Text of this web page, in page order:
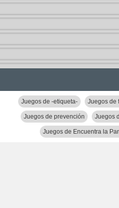
Juegos de -etiqueta- Juegos de
Juegos de prevención Juegos
Juegos de Encuentra la